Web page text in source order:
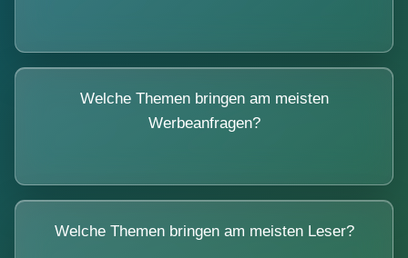
Welche Themen bringen am meisten
Werbeanfragen?
Welche Themen bringen am meisten Leser?